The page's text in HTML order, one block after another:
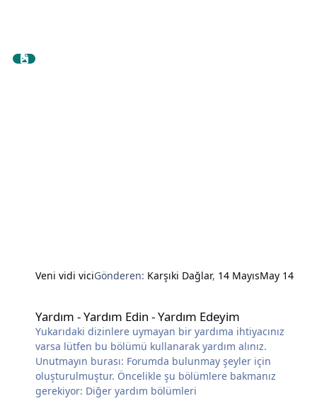
Veni vidi viciGönderen: Karşıki Dağlar, 14 MayısMay 14
Yardım - Yardım Edin - Yardım Edeyim
Yukarıdaki dizinlere uymayan bir yardıma ihtiyacınız
varsa lütfen bu bölümü kullanarak yardım alınız.
Unutmayın burası: Forumda bulunmay şeyler için
oluşturulmuştur. Öncelikle şu bölümlere bakmanız
gerekiyor: Diğer yardım bölümleri